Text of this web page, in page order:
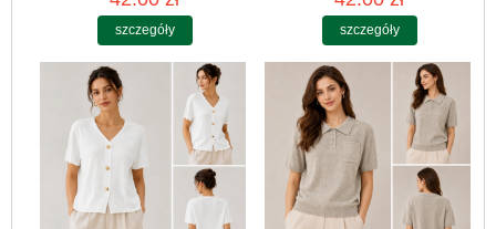
szczegóły szczegóły